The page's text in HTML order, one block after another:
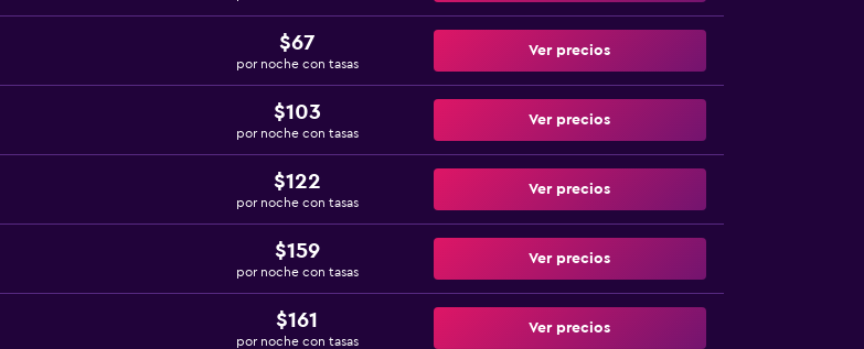
$67
por noche con tasas
Ver precios
$103
por noche con tasas
Ver precios
$122
por noche con tasas
Ver precios
$159
por noche con tasas
Ver precios
$161
por noche con tasas
Ver precios